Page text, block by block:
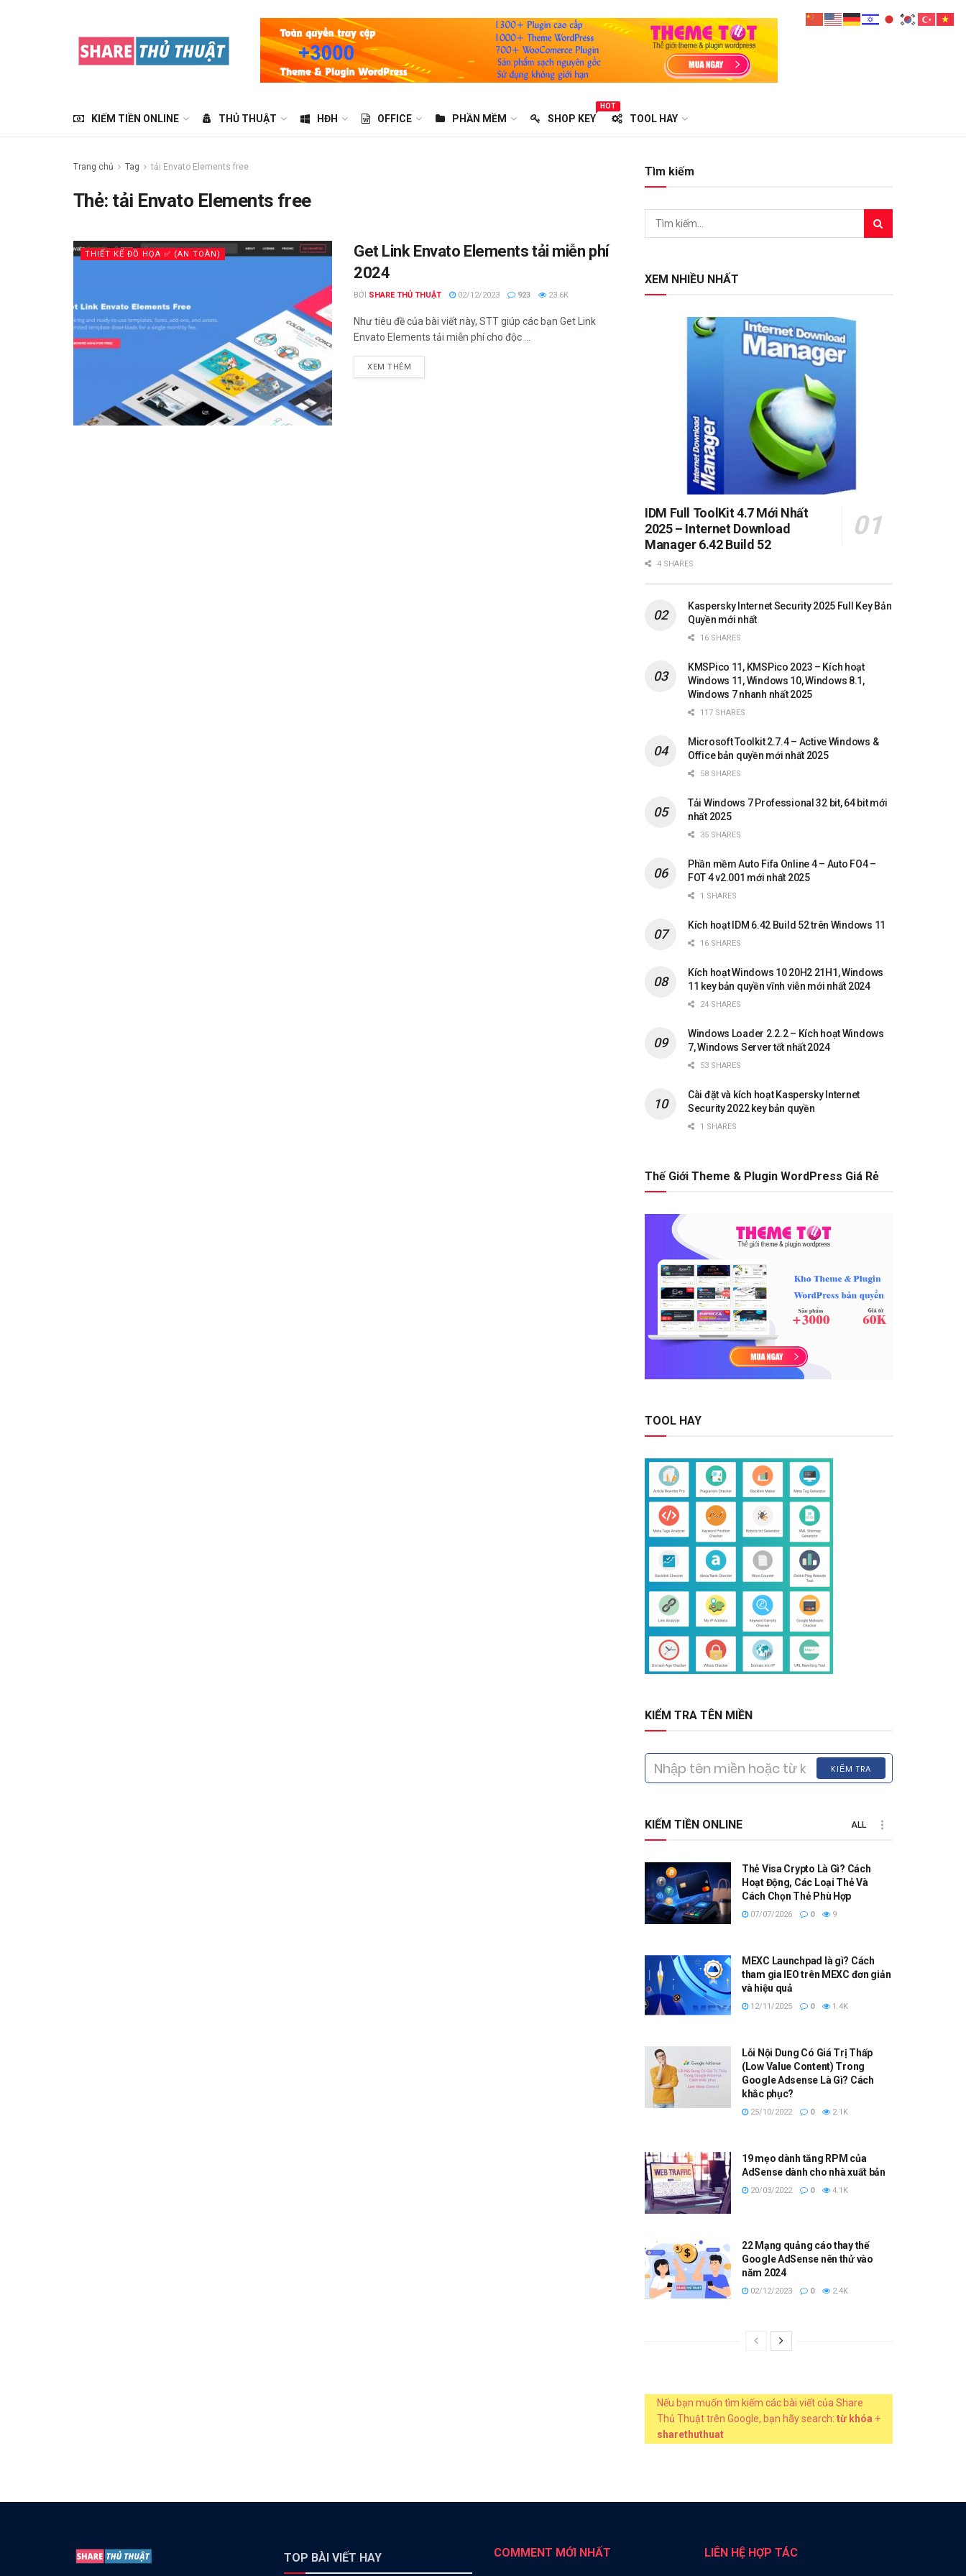
KIẾM TIỀN ONLINE THỦ THUẬT HĐH OFFICE PHẦN MỀM SHOP KEY
HOT
TOOL HAY
Trang chủ Tag tải Envato Elements free
Thẻ: tải Envato Elements free
THIẾT KẾ ĐỒ HỌA ✅ (AN TOÀN)
Get Link Envato Elements tải miễn phí
2024
BỞI SHARE THỦ THUẬT 02/12/2023 923 23.6K
Như tiêu đề của bài viết này, STT giúp các bạn Get Link
Envato Elements tải miễn phí cho độc ...
XEM THÊM
Tìm kiếm
XEM NHIỀU NHẤT
IDM Full ToolKit 4.7 Mới Nhất
2025 – Internet Download
Manager 6.42 Build 52
4 SHARES
Kaspersky Internet Security 2025 Full Key Bản
Quyền mới nhất
16 SHARES
KMSPico 11, KMSPico 2023 – Kích hoạt
Windows 11, Windows 10, Windows 8.1,
Windows 7 nhanh nhất 2025
117 SHARES
Microsoft Toolkit 2.7.4 – Active Windows &
Office bản quyền mới nhất 2025
58 SHARES
Tải Windows 7 Professional 32 bit, 64 bit mới
nhất 2025
35 SHARES
Phần mềm Auto Fifa Online 4 – Auto FO4 –
FOT 4 v2.001 mới nhất 2025
1 SHARES
Kích hoạt IDM 6.42 Build 52 trên Windows 11
16 SHARES
Kích hoạt Windows 10 20H2 21H1, Windows
11 key bản quyền vĩnh viễn mới nhất 2024
24 SHARES
Windows Loader 2.2.2 – Kích hoạt Windows
7, Windows Server tốt nhất 2024
53 SHARES
Cài đặt và kích hoạt Kaspersky Internet
Security 2022 key bản quyền
1 SHARES
Thế Giới Theme & Plugin WordPress Giá Rẻ
TOOL HAY
KIỂM TRA TÊN MIỀN
KIỂM TRA
KIẾM TIỀN ONLINE ALL
Thẻ Visa Crypto Là Gì? Cách
Hoạt Động, Các Loại Thẻ Và
Cách Chọn Thẻ Phù Hợp
07/07/2026 0 9
MEXC Launchpad là gì? Cách
tham gia IEO trên MEXC đơn giản
và hiệu quả
12/11/2025 0 1.4K
Lỗi Nội Dung Có Giá Trị Thấp
(Low Value Content) Trong
Google Adsense Là Gì? Cách
khắc phục?
25/10/2022 0 2.1K
19 mẹo dành tăng RPM của
AdSense dành cho nhà xuất bản
20/03/2022 0 4.1K
22 Mạng quảng cáo thay thế
Google AdSense nên thử vào
năm 2024
02/12/2023 0 2.4K
Nếu bạn muốn tìm kiếm các bài viết của Share
Thủ Thuật trên Google, bạn hãy search: từ khóa +
sharethuthuat
TOP BÀI VIẾT HAY COMMENT MỚI NHẤT LIÊN HỆ HỢP TÁC